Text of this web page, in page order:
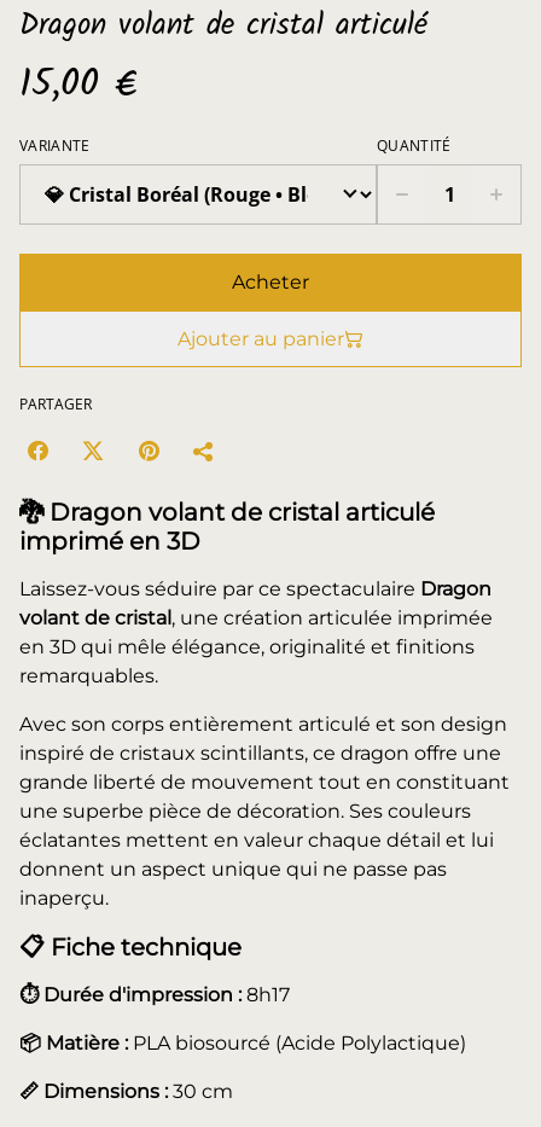
Dragon volant de cristal articulé
15,00 €
VARIANTE QUANTITÉ
Acheter
Ajouter au panier
PARTAGER
🐉 Dragon volant de cristal articulé
imprimé en 3D
Laissez-vous séduire par ce spectaculaire Dragon
volant de cristal , une création articulée imprimée
en 3D qui mêle élégance, originalité et finitions
remarquables.
Avec son corps entièrement articulé et son design
inspiré de cristaux scintillants, ce dragon offre une
grande liberté de mouvement tout en constituant
une superbe pièce de décoration. Ses couleurs
éclatantes mettent en valeur chaque détail et lui
donnent un aspect unique qui ne passe pas
inaperçu.
📋 Fiche technique
⏱️ Durée d'impression :8h17
📦 Matière : PLA biosourcé (Acide Polylactique)
📏 Dimensions :30 cm